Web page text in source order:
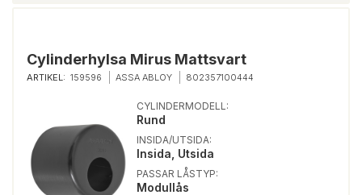
Cylinderhylsa Mirus Mattsvart
ARTIKEL: 159596 ASSA ABLOY 802357100444
CYLINDERMODELL:
Rund
INSIDA/UTSIDA:
Insida, Utsida
PASSAR LÅSTYP:
Modullås